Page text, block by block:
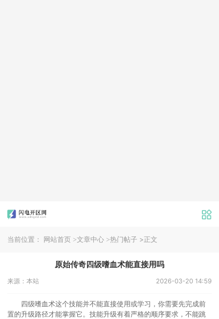
当前位置： 网站首页 >文章中心 >热门帖子 >正文
原始传奇四级嗜血术能直接用吗
来源：本站 2026-03-20 14:59
四级嗜血术这个技能并不能直接使用或学习，你需要先完成前
置的升级路径才能掌握它。技能升级有着严格的顺序要求，不能跳